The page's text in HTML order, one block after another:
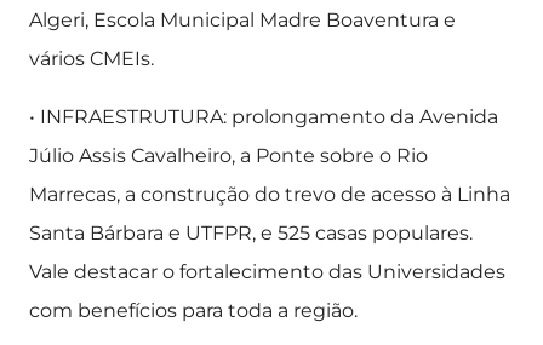
Algeri, Escola Municipal Madre Boaventura e
vários CMEIs.
• INFRAESTRUTURA: prolongamento da Avenida
Júlio Assis Cavalheiro, a Ponte sobre o Rio
Marrecas, a construção do trevo de acesso à Linha
Santa Bárbara e UTFPR, e 525 casas populares.
Vale destacar o fortalecimento das Universidades
com benefícios para toda a região.